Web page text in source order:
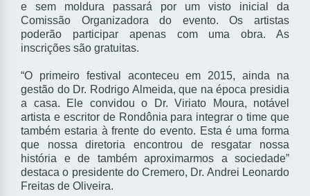
e sem moldura passará por um visto inicial da
Comissão Organizadora do evento. Os artistas
poderão participar apenas com uma obra. As
inscrições são gratuitas.
“O primeiro festival aconteceu em 2015, ainda na
gestão do Dr. Rodrigo Almeida, que na época presidia
a casa. Ele convidou o Dr. Viriato Moura, notável
artista e escritor de Rondônia para integrar o time que
também estaria à frente do evento. Esta é uma forma
que nossa diretoria encontrou de resgatar nossa
história e de também aproximarmos a sociedade”
destaca o presidente do Cremero, Dr. Andrei Leonardo
Freitas de Oliveira.